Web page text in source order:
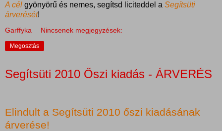
A cél gyönyörű és nemes, segítsd liciteddel a Segítsüti
árverését!
Garffyka Nincsenek megjegyzések:
Megosztás
Segítsüti 2010 Őszi kiadás - ÁRVERÉS
Elindult a Segítsüti 2010 őszi kiadásának
árverése!